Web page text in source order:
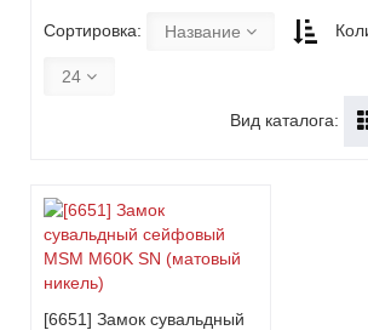
Сортировка: Название
24
Вид каталога:
[6651] Замок сувальдный